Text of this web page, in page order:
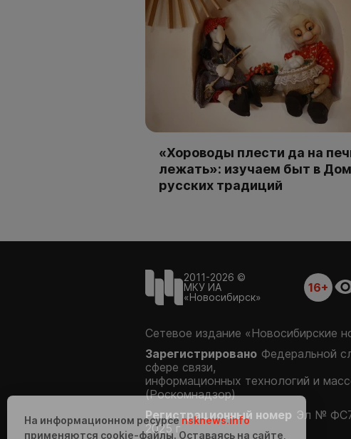
«Хороводы плести да на
лежать»: изучаем быт в
русских традиций
2011-2026 ©
МКУ ИА
«Новосибирск»
16+
Сетевое издание «Новосибирские
Зарегистрировано Федеральной
сфере связи,
информационных технологий и
(Роскомнадзор)
Регистрационный номер Эл №
2025 г.
На информационном ресурсе nsknews.info
применяются cookie-файлы. Оставаясь на сайте,